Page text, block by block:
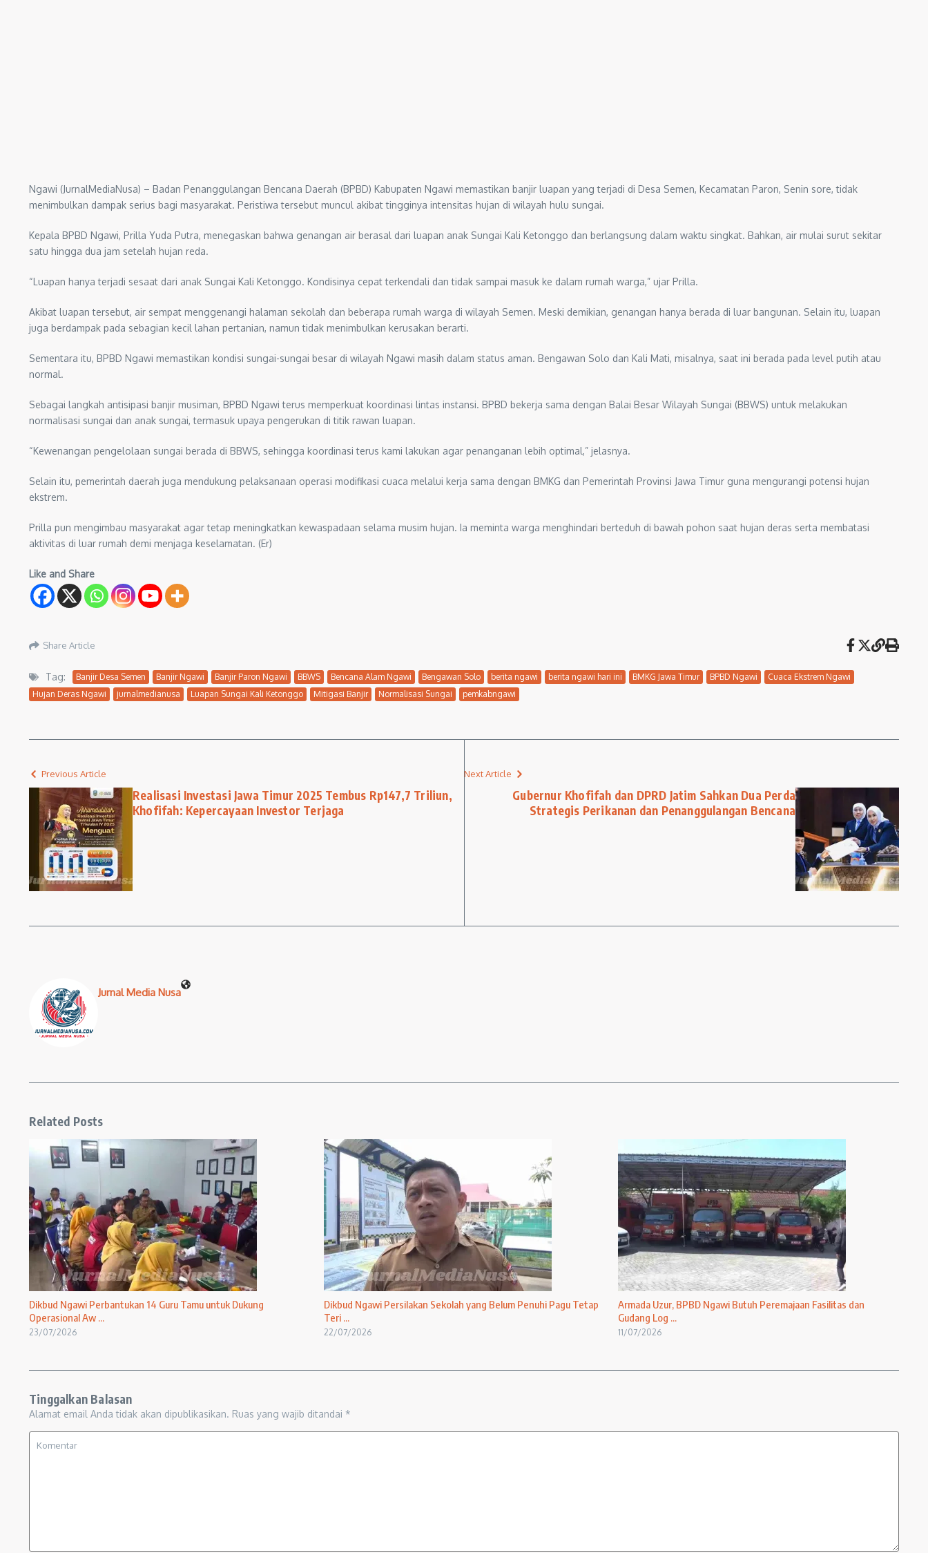
Ngawi (JurnalMediaNusa) – Badan Penanggulangan Bencana Daerah (BPBD) Kabupaten Ngawi memastikan banjir luapan yang terjadi di Desa Semen, Kecamatan Paron, Senin sore, tidak
menimbulkan dampak serius bagi masyarakat. Peristiwa tersebut muncul akibat tingginya intensitas hujan di wilayah hulu sungai.
Kepala BPBD Ngawi, Prilla Yuda Putra, menegaskan bahwa genangan air berasal dari luapan anak Sungai Kali Ketonggo dan berlangsung dalam waktu singkat. Bahkan, air mulai surut sekitar
satu hingga dua jam setelah hujan reda.
“Luapan hanya terjadi sesaat dari anak Sungai Kali Ketonggo. Kondisinya cepat terkendali dan tidak sampai masuk ke dalam rumah warga,” ujar Prilla.
Akibat luapan tersebut, air sempat menggenangi halaman sekolah dan beberapa rumah warga di wilayah Semen. Meski demikian, genangan hanya berada di luar bangunan. Selain itu, luapan
juga berdampak pada sebagian kecil lahan pertanian, namun tidak menimbulkan kerusakan berarti.
Sementara itu, BPBD Ngawi memastikan kondisi sungai-sungai besar di wilayah Ngawi masih dalam status aman. Bengawan Solo dan Kali Mati, misalnya, saat ini berada pada level putih atau
normal.
Sebagai langkah antisipasi banjir musiman, BPBD Ngawi terus memperkuat koordinasi lintas instansi. BPBD bekerja sama dengan Balai Besar Wilayah Sungai (BBWS) untuk melakukan
normalisasi sungai dan anak sungai, termasuk upaya pengerukan di titik rawan luapan.
“Kewenangan pengelolaan sungai berada di BBWS, sehingga koordinasi terus kami lakukan agar penanganan lebih optimal,” jelasnya.
Selain itu, pemerintah daerah juga mendukung pelaksanaan operasi modifikasi cuaca melalui kerja sama dengan BMKG dan Pemerintah Provinsi Jawa Timur guna mengurangi potensi hujan
ekstrem.
Prilla pun mengimbau masyarakat agar tetap meningkatkan kewaspadaan selama musim hujan. Ia meminta warga menghindari berteduh di bawah pohon saat hujan deras serta membatasi
aktivitas di luar rumah demi menjaga keselamatan. (Er)
Like and Share
Share Article
Tag: Banjir Desa Semen Banjir Ngawi Banjir Paron Ngawi BBWS Bencana Alam Ngawi Bengawan Solo berita ngawi berita ngawi hari ini BMKG Jawa Timur BPBD Ngawi
Cuaca Ekstrem Ngawi
Hujan Deras Ngawi
jurnalmedianusa Luapan Sungai Kali Ketonggo Mitigasi Banjir Normalisasi Sungai pemkabngawi
Previous Article
Realisasi Investasi Jawa Timur 2025 Tembus Rp147,7 Triliun,
Khofifah: Kepercayaan Investor Terjaga
Next Article
Gubernur Khofifah dan DPRD Jatim Sahkan Dua Perda
Strategis Perikanan dan Penanggulangan Bencana
Jurnal Media Nusa
Related Posts
Dikbud Ngawi Perbantukan 14 Guru Tamu untuk Dukung
Operasional Aw ...
23/07/2026
Dikbud Ngawi Persilakan Sekolah yang Belum Penuhi Pagu Tetap
Teri ...
22/07/2026
Armada Uzur, BPBD Ngawi Butuh Peremajaan Fasilitas dan
Gudang Log ...
11/07/2026
Tinggalkan Balasan
Alamat email Anda tidak akan dipublikasikan. Ruas yang wajib ditandai *